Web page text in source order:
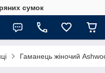
сумок
Гаманець жіночий